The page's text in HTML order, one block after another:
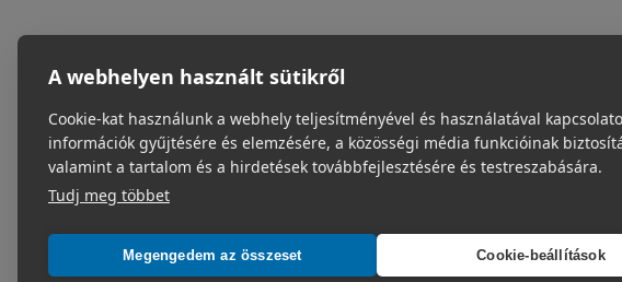
A webhelyen használt sütikről
Cookie-kat használunk a webhely teljesítményével és használatával
információk gyűjtésére és elemzésére, a közösségi média funkcióinak
valamint a tartalom és a hirdetések továbbfejlesztésére és testreszabására.
Tudj meg többet
Megengedem az összeset Cookie-beállítások